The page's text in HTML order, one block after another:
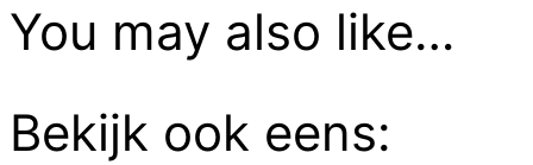
You may also like…
Bekijk ook eens: